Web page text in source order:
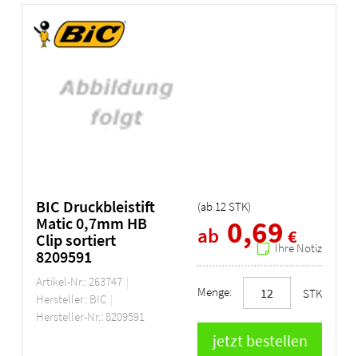
BIC Druckbleistift
Matic 0,7mm HB
Clip sortiert
8209591
Artikel-Nr.: 263747
Hersteller: BIC
Hersteller-Nr.: 8209591
(ab 12 STK)
ab 0,69 €
Ihre Notiz
Menge: STK